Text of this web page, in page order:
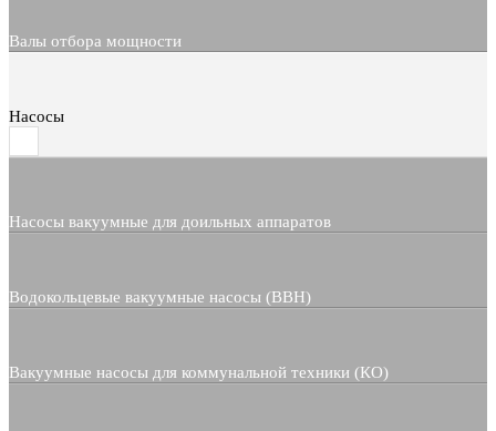
Валы отбора мощности
Насосы
Насосы вакуумные для доильных аппаратов
Водокольцевые вакуумные насосы (ВВН)
Вакуумные насосы для коммунальной техники (КО)